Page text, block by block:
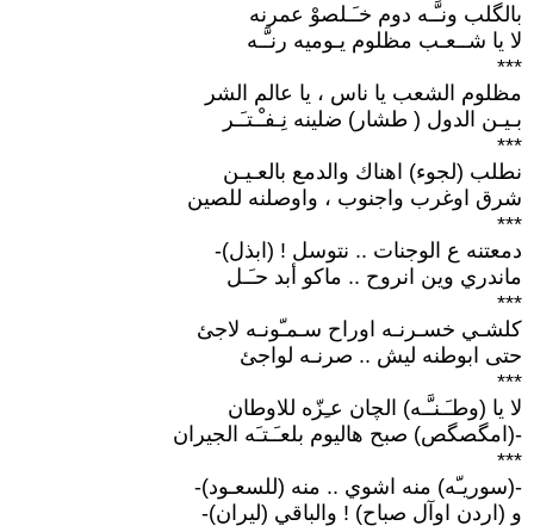
بالگلب ونـَّـه دوم خـَـلصوْ عمرنه
لا يا شــعـب مظلوم يـوميه رنـَّـه
***
مظلوم الشعب يا ناس ، يا عالم الشر
بـيـن الدول ( طشار) ضلينه نِـفـْـتـَـر
***
نطلب (لجوء) اهناك والدمع بالعـيـن
شرق اوغرب واجنوب ، واوصلنه للصين
***
دمعتنه ع الوجنات .. نتوسل ! (ابذل)-
ماندري وين انروح .. ماكو أبد حـَـل
***
كلشـي خسـرنـه اوراح سـمـّونـه لاجئ
حتى ابوطنه ليش .. صرنـه لواجئ
***
لا يا (وطـَـنـَّـه) الچان عـِزّه للاوطان
-(امگصگص) صبح هاليوم بلعـَـتـَه الجيران
***
-(سوريـّه) منه اشوي .. منه (للسعـود)-
و (اردن اوآل صباح) ! والباقي (ليران)-